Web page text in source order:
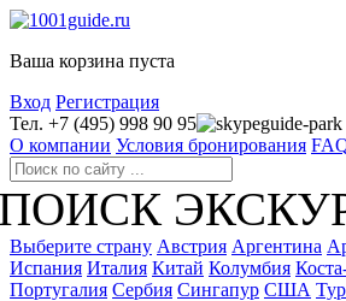
Ваша корзина пуста
Вход Регистрация
Тел. +7 (495) 998 90 95
guide-park
О компании Условия бронирования
Выберите страну Австрия Аргентина
Испания Италия Китай Колумбия
Португалия Сербия Сингапур США